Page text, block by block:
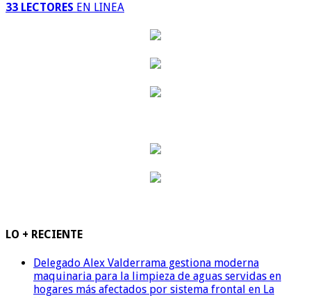
33 LECTORES EN LINEA
LO + RECIENTE
Delegado Alex Valderrama gestiona moderna
maquinaria para la limpieza de aguas servidas en
hogares más afectados por sistema frontal en La